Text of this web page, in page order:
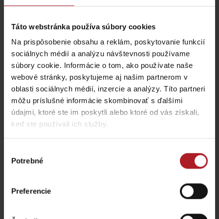
Táto webstránka používa súbory cookies
Na prispôsobenie obsahu a reklám, poskytovanie funkcií
sociálnych médií a analýzu návštevnosti používame
súbory cookie. Informácie o tom, ako používate naše
webové stránky, poskytujeme aj našim partnerom v
oblasti sociálnych médií, inzercie a analýzy. Títo partneri
môžu príslušné informácie skombinovať s ďalšími
údajmi, ktoré ste im poskytli alebo ktoré od vás získali,
keď ste používali ich služby.
súhlasu
Potrebné
Preferencie
musíte na Liptove
región Liptov
verzus rozpálený
región Liptov
Leto v Demänovskej
doline: Miesto, kde sa
zabavia deti a oddýchnu
si aj rodičia
Jasná
Na Liptove pribudla
nová atrakcia, medzi
stromami vyrástli
monumentálne zvieratá
Nicolaus 1286 v
Najkrajšie rodinné
prechádzky na Liptove